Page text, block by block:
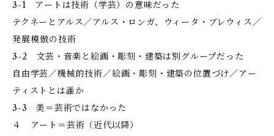
3-1 アートは技術（学芸）の意味だった
テクネーとアルス／アルス・ロンガ、ウィータ・ブレウィス／
発展――模倣の技術
3-2 文芸・音楽と絵画・彫刻・建築は別グループだった
自由学芸／機械的技術／絵画・彫刻・建築の位置づけ／アー
ティストとは誰か
3-3 美＝芸術ではなかった
４ アート＝芸術（近代以降）